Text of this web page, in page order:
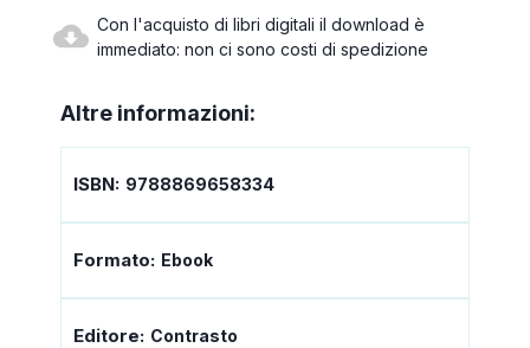
Con l'acquisto di libri digitali il download è
immediato: non ci sono costi di spedizione
Altre informazioni:
ISBN: 9788869658334
Formato: Ebook
Editore: Contrasto